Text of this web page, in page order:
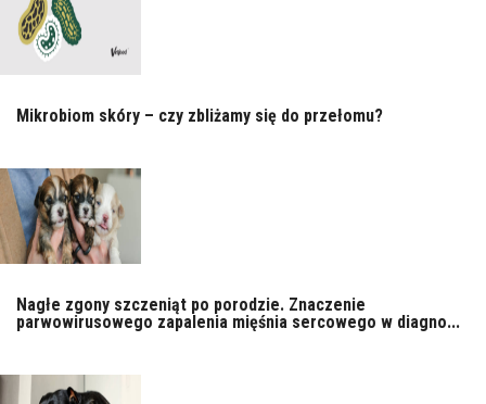
Mikrobiom skóry – czy zbliżamy się do przełomu?
Nagłe zgony szczeniąt po porodzie. Znaczenie
parwowirusowego zapalenia mięśnia sercowego w diagno...